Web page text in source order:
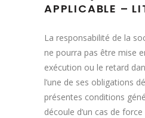
APPLICABLE –
La responsabilité de la
ne pourra pas être mise
exécution ou le retard
l’une de ses obligations
présentes conditions
découle d’un cas de